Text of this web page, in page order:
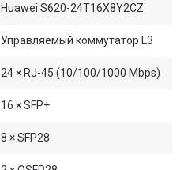
Huawei S620-24T16X8Y2CZ
Управляемый коммутатор L3
24 × RJ-45 (10/100/1000 Mbps)
16 × SFP+
8 × SFP28